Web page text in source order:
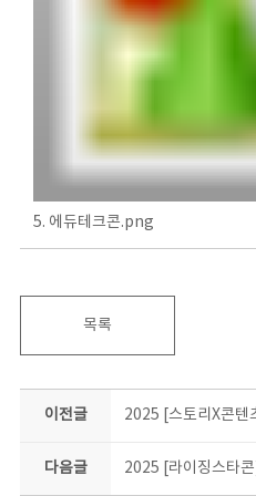
5. 에듀테크콘.png
목록
이전글
다음글